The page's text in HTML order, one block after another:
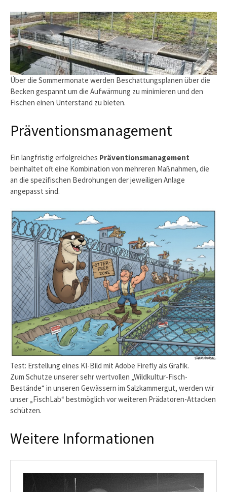
Über die Sommermonate werden Beschattungsplanen über die
Becken gespannt um die Aufwärmung zu minimieren und den
Fischen einen Unterstand zu bieten.
Präventionsmanagement
Ein langfristig erfolgreiches Präventionsmanagement
beinhaltet oft eine Kombination von mehreren Maßnahmen, die
an die spezifischen Bedrohungen der jeweiligen Anlage
angepasst sind.
Test: Erstellung eines KI-Bild mit Adobe Firefly als Grafik.
Zum Schutze unserer sehr wertvollen „Wildkultur-Fisch-
Bestände“ in unseren Gewässern im Salzkammergut, werden wir
unser „FischLab“ bestmöglich vor weiteren Prädatoren-Attacken
schützen.
Weitere Informationen